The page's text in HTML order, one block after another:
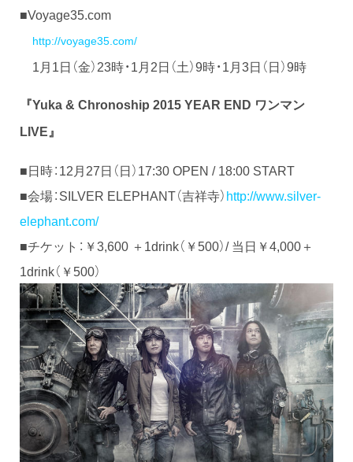
■Voyage35.com
http://voyage35.com/
1月1日（金）23時・1月2日（土）9時・1月3日（日）9時
『Yuka & Chronoship 2015 YEAR END ワンマン
LIVE 』
■日時：12月27日（日）17:30 OPEN / 18:00 START
■会場：SILVER ELEPHANT（吉祥寺）http://www.silver-
elephant.com/
■チケット：￥3,600 ＋1drink（￥500）/ 当日￥4,000＋
1drink（￥500）